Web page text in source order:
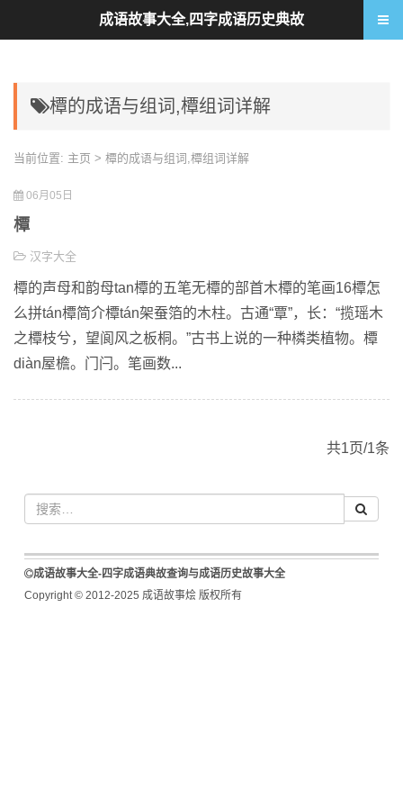
橝的成语与组词,橝组词详解
当前位置: 主页 > 橝的成语与组词,橝组词详解
06月05日
橝
汉字大全
橝的声母和韵母tan橝的五笔无橝的部首木橝的笔画16橝怎
么拼tán橝简介橝tán架蚕箔的木柱。古通“覃”，长：“揽瑶木
之橝枝兮，望阆风之板桐。”古书上说的一种橉类植物。橝
diàn屋檐。门闩。笔画数...
共1页/1条
成语故事大全-四字成语典故查询与成语历史故事大全
Copyright © 2012-2025 成语故事烩 版权所有
成语故事大全,四字成语历史典故